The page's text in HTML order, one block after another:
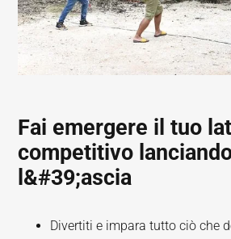
Fai emergere il tuo
competitivo
l&#39;ascia
Divertiti e impara tutto ciò che